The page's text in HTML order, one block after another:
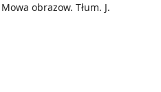
obrazow. Tłum. J.